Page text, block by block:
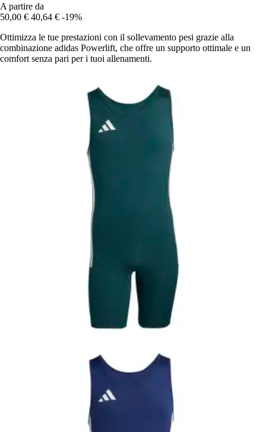
A partire da
50,00 € 40,64 € -19%
Ottimizza le tue prestazioni con il sollevamento pesi grazie alla
combinazione adidas Powerlift, che offre un supporto ottimale e un
comfort senza pari per i tuoi allenamenti.